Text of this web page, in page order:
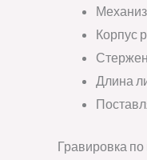
Корпус
Длина
Гравировка по